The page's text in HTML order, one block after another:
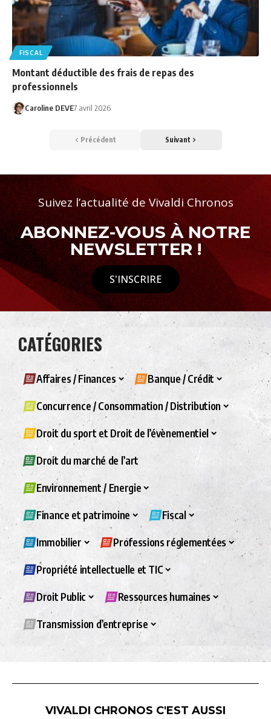
FISCAL
Montant déductible des frais de repas des
professionnels
Caroline DEVE7 avril 2026
Précédent Suivant
Suivez l’actualité de Vivaldi Chronos
ABONNEZ-VOUS À NOTRE
NEWSLETTER !
S'INSCRIRE
CATÉGORIES
Affaires / Finances Banque / Crédit
Concurrence / Consommation / Distribution
Droit du sport et Droit de l’évènementiel
Droit du marché de l’art
Environnement / Energie
Finance et patrimoine Fiscal
Immobilier Professions réglementées
Propriété intellectuelle et TIC
Droit Public Ressources humaines
Transmission d’entreprise
VIVALDI CHRONOS C'EST AUSSI